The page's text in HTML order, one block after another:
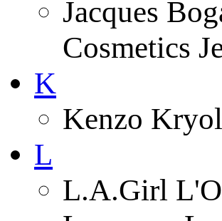
Jacques
Cosmetics
K
Kenzo
L
L.A.Girl